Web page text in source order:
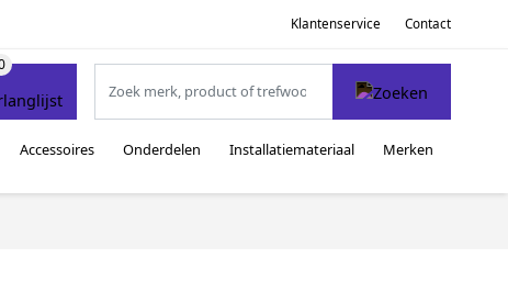
Klantenservice Contact
Accessoires Onderdelen Installatiemateriaal Merken